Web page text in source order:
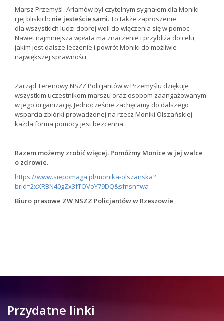
Marsz Przemyśl–Arłamów był czytelnym sygnałem dla Moniki
i jej bliskich: nie jesteście sami. To także zaproszenie
dla wszystkich ludzi dobrej woli do włączenia się w pomoc.
Nawet najmniejsza wpłata ma znaczenie i przybliża do celu,
jakim jest dalsze leczenie i powrót Moniki do możliwie
największej sprawności.
Zarząd Terenowy NSZZ Policjantów w Przemyślu dziękuje
wszystkim uczestnikom marszu oraz osobom zaangażowanym
w jego organizację. Jednocześnie zachęcamy do dalszego
wsparcia zbiórki prowadzonej na rzecz Moniki Olszańskiej –
każda forma pomocy jest bezcenna.
Razem możemy zrobić więcej. Pomóżmy Monice w jej walce
o zdrowie.
https://www.siepomaga.pl/monika-olszanska?
brid=2xXRBN40gZx3fTOVoY79DQ&sfnsn=wa
Biuro prasowe ZW NSZZ Policjantów w Rzeszowie
Przydatne linki